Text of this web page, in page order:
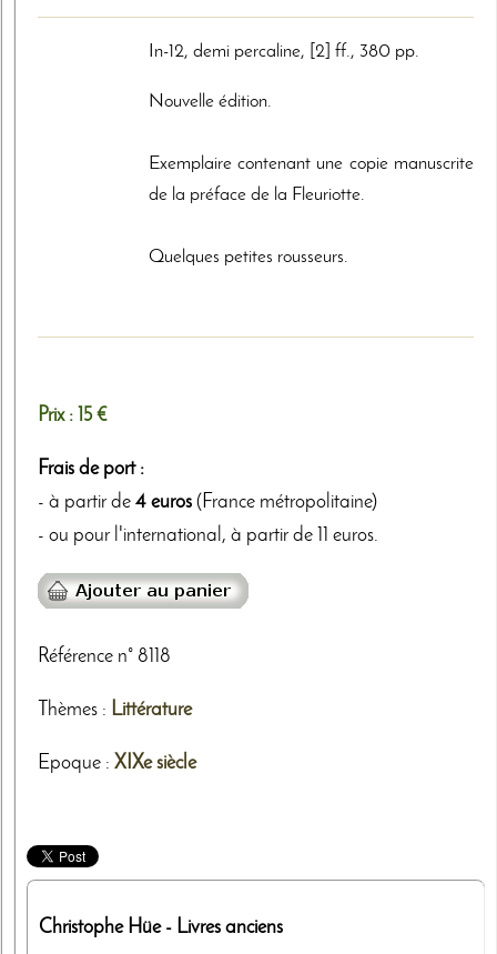
In-12, demi percaline, [2] ff., 380 pp.
Nouvelle édition.
Exemplaire contenant une copie manuscrite
de la préface de la Fleuriotte.
Quelques petites rousseurs.
Prix : 15 €
Frais de port :
- à partir de 4 euros (France métropolitaine)
- ou pour l'international, à partir de 11 euros.
Référence n° 8118
Thèmes : Littérature
Epoque : XIXe siècle
Christophe Hüe- Livres anciens